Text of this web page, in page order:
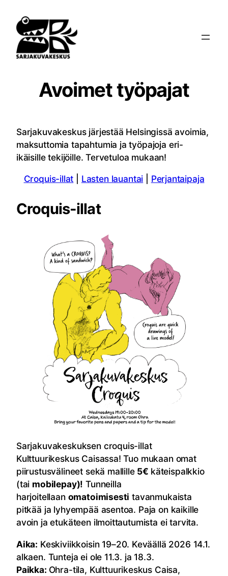
sisältöön
Avoimet työpajat
Sarjakuvakeskus järjestää Helsingissä avoimia,
maksuttomia tapahtumia ja työpajoja eri-
ikäisille tekijöille. Tervetuloa mukaan!
Croquis-illat Lasten lauantai Perjantaipaja
Croquis-illat
Sarjakuvakeskuksen croquis-illat
Kulttuurikeskus Caisassa! Tuo mukaan omat
piirustusvälineet sekä mallille 5€ käteispalkkio
(tai mobilepay)! Tunneilla
harjoitellaan omatoimisesti tavanmukaista
pitkää ja lyhyempää asentoa. Paja on kaikille
avoin ja etukäteen ilmoittautumista ei tarvita.
Aika: Keskiviikkoisin 19–20. Keväällä 2026 14.1.
alkaen. Tunteja ei ole 11.3. ja 18.3.
Paikka: Ohra-tila, Kulttuurikeskus Caisa,